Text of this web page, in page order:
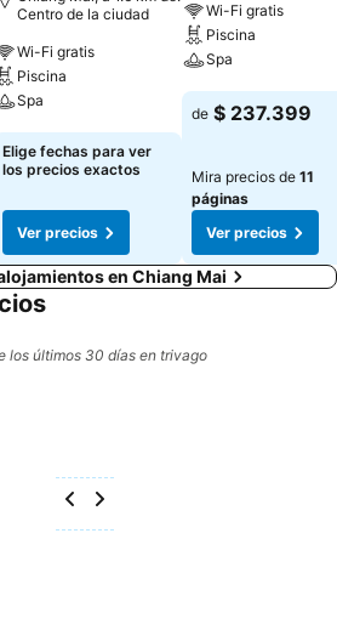
Centro de la ciudad
Wi-Fi gratis
Piscina
Spa
Ver precios
Elige fechas para ver
los precios exactos
Ver precios
Wi-Fi gratis
Piscina
Spa
Ver precios
de $ 237.399
Mira precios de 11
páginas
Ver precios
en Chiang Mai
los últimos 30 días en trivago